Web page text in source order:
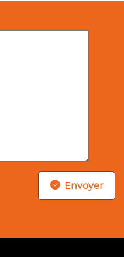
Envoyer